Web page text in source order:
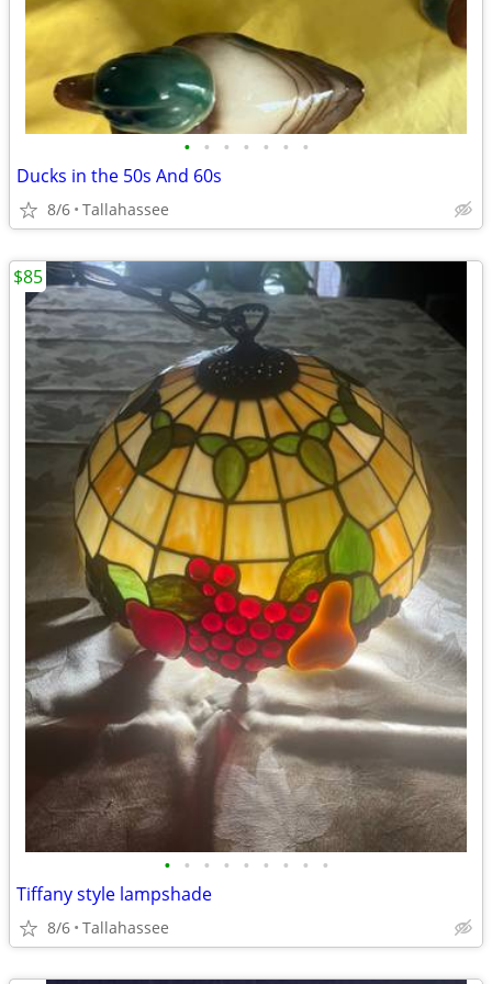
• • • • • • •
Ducks in the 50s And 60s
8/6 Tallahassee
• • • • • • • • •
Tiffany style lampshade
8/6 Tallahassee
$85